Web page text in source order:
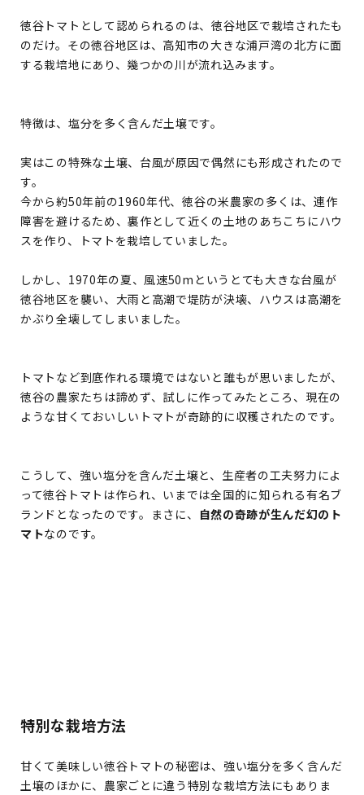
徳谷トマトとして認められるのは、徳谷地区で栽培されたも
のだけ。その徳谷地区は、高知市の大きな浦戸湾の北方に面
する栽培地にあり、幾つかの川が流れ込みます。
特徴は、塩分を多く含んだ土壌です。
実はこの特殊な土壌、台風が原因で偶然にも形成されたので
す。
今から約50年前の1960年代、徳谷の米農家の多くは、連作
障害を避けるため、裏作として近くの土地のあちこちにハウ
スを作り、トマトを栽培していました。
しかし、1970年の夏、風速50mというとても大きな台風が
徳谷地区を襲い、大雨と高潮で堤防が決壊、ハウスは高潮を
かぶり全壊してしまいました。
トマトなど到底作れる環境ではないと誰もが思いましたが、
徳谷の農家たちは諦めず、試しに作ってみたところ、現在の
ような甘くておいしいトマトが奇跡的に収穫されたのです。
こうして、強い塩分を含んだ土壌と、生産者の工夫努力によ
って徳谷トマトは作られ、いまでは全国的に知られる有名ブ
ランドとなったのです。まさに、
自然の奇跡が生んだ幻のト
マトなのです。
特別な栽培方法
甘くて美味しい徳谷トマトの秘密は、強い塩分を多く含んだ
土壌のほかに、農家ごとに違う特別な栽培方法にもありま